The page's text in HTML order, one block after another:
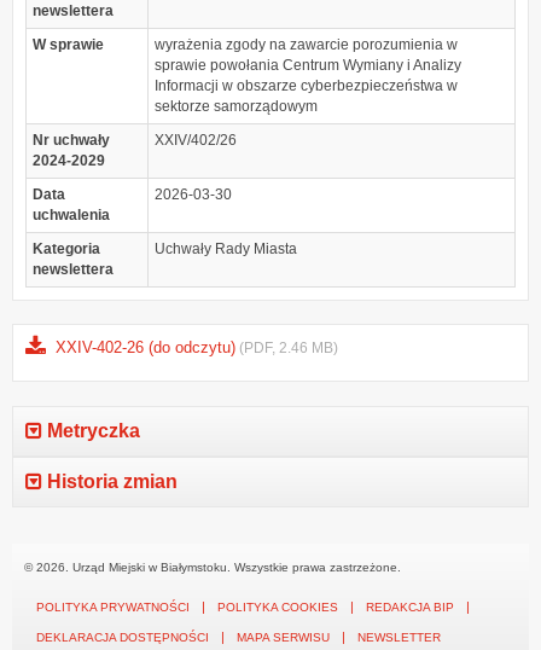
newslettera
W sprawie
wyrażenia zgody na zawarcie porozumienia w
sprawie powołania Centrum Wymiany i Analizy
Informacji w obszarze cyberbezpieczeństwa w
sektorze samorządowym
Nr uchwały
2024-2029
XXIV/402/26
Data
uchwalenia
2026-03-30
Kategoria
newslettera
Uchwały Rady Miasta
XXIV-402-26 (do odczytu) (PDF, 2.46 MB)
Metryczka
Historia zmian
© 2026. Urząd Miejski w Białymstoku. Wszystkie prawa zastrzeżone.
POLITYKA PRYWATNOŚCI POLITYKA COOKIES REDAKCJA BIP
DEKLARACJA DOSTĘPNOŚCI MAPA SERWISU NEWSLETTER